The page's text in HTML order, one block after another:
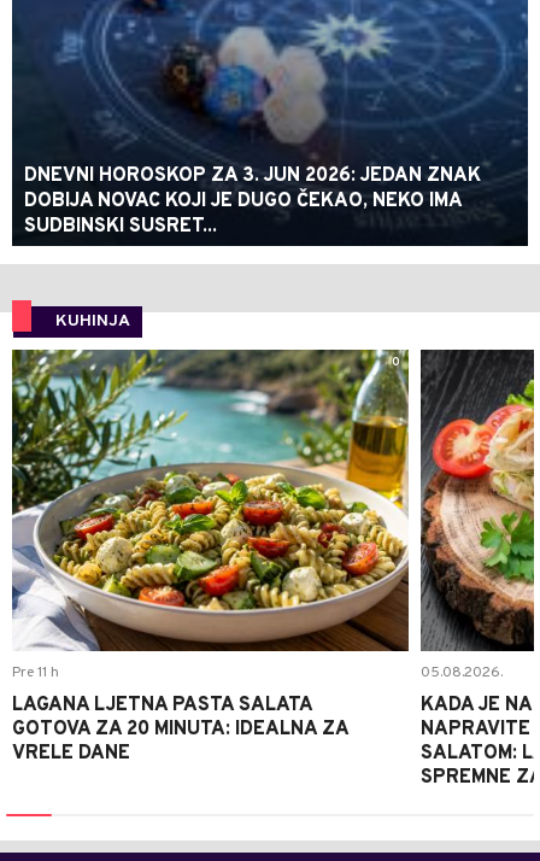
DNEVNI HOROSKOP ZA 3. JUN 2026: JEDAN ZNAK
DOBIJA NOVAC KOJI JE DUGO ČEKAO, NEKO IMA
SUDBINSKI SUSRET...
KUHINJA
0
Pre 11 h
LAGANA LJETNA PASTA SALATA
GOTOVA ZA 20 MINUTA: IDEALNA ZA
VRELE DANE
05.08.2026.
KADA JE
NAPRAVITE
SALATOM:
SPREMNE